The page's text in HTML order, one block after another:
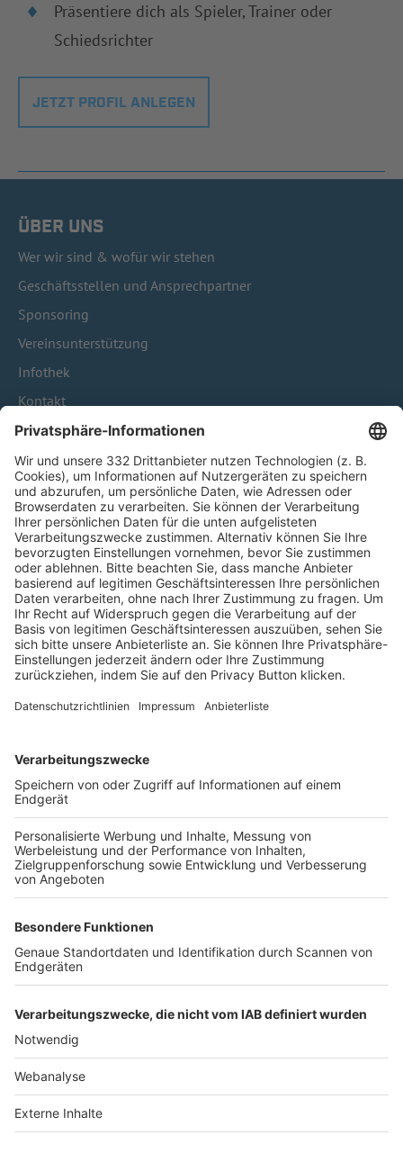
Präsentiere dich als Spieler, Trainer oder
Schiedsrichter
JETZT PROFIL ANLEGEN
ÜBER UNS
Wer wir sind & wofür wir stehen
Geschäftsstellen und Ansprechpartner
Sponsoring
Vereinsunterstützung
Infothek
Kontakt
HÄUFIG BESUCHTE SEITEN
Pässe und Vereinswechsel
Trainerausbildung
Schulungsangebot Vereinsmitarbeiter
BFV-Geschäftsstellen
Trainerbörse
Login SpielPlus
FOLGE DEM BFV
TOP-VEREINE
TOP-PARTNER
Nutzungsbedingungen Datenschutz Impressum